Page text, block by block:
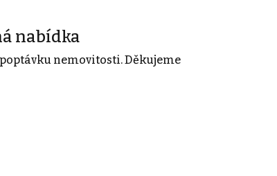
nabídka
nemovitosti. Děkujeme